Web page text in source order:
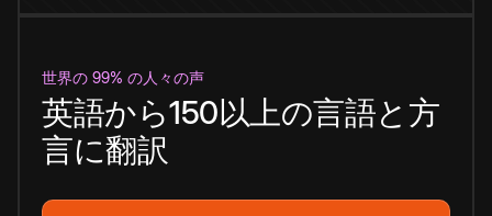
世界の 99% の人々の声
英語から150以上の言語と方
言に翻訳